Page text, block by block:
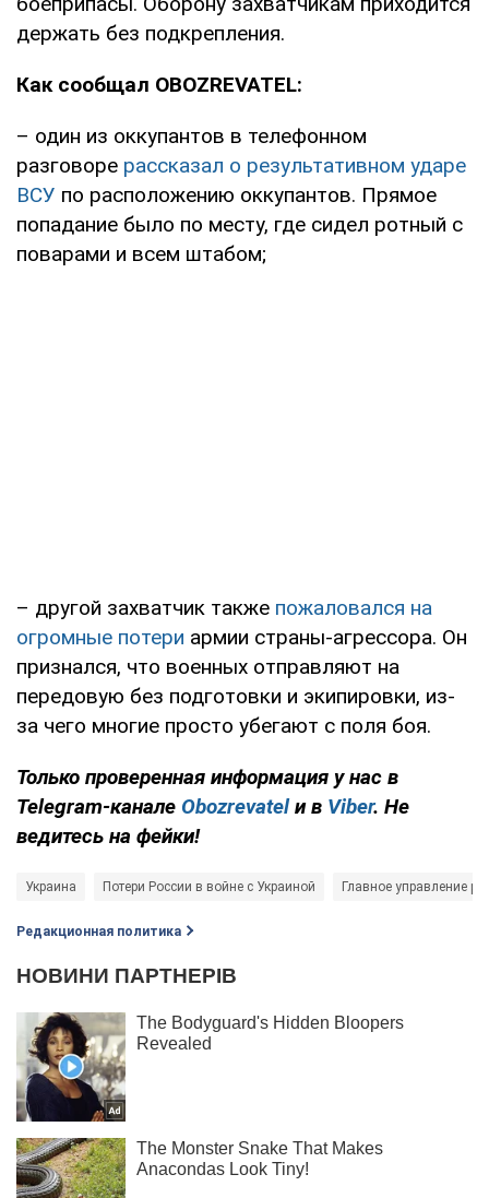
держать без подкрепления.
Как сообщал OBOZREVATEL:
– один из оккупантов в телефонном
разговоре рассказал о результативном ударе
ВСУ по расположению оккупантов. Прямое
попадание было по месту, где сидел ротный с
поварами и всем штабом;
– другой захватчик также пожаловался на
огромные потери армии страны-агрессора. Он
признался, что военных отправляют на
передовую без подготовки и экипировки, из-
за чего многие просто убегают с поля боя.
Только проверенная информация у нас в
Telegram-канале Obozrevatelи в Viber. Не
ведитесь на фейки!
Украина Потери России в войне с Украиной Главное управление
Редакционная политика